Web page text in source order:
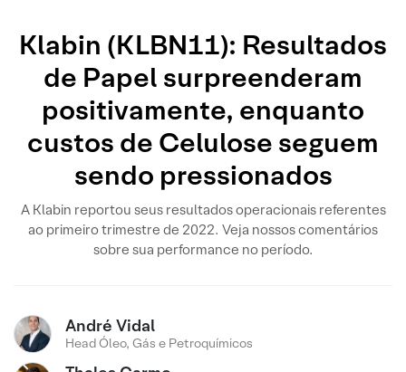
Klabin (KLBN11): Resultados
de Papel surpreenderam
positivamente, enquanto
custos de Celulose seguem
sendo pressionados
A Klabin reportou seus resultados operacionais referentes
ao primeiro trimestre de 2022. Veja nossos comentários
sobre sua performance no período.
André Vidal
Head Óleo, Gás e Petroquímicos